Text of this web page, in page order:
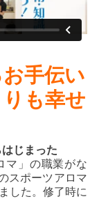
手伝い
も幸せ
じまった
マ」の職業がな
スポーツアロマ
した。修了時に